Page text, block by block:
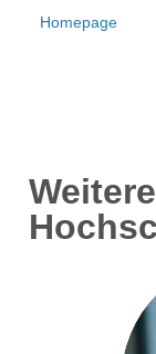
Homepage